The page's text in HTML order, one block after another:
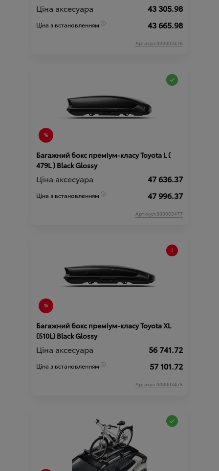
Ціна аксесуара 43 305.98
Ціна з встановленням 43 665.98
Артикул:000003476
Багажний бокс преміум-класу Toyota L (
479L ) Black Glossy
Ціна аксесуара 47 636.37
Ціна з встановленням 47 996.37
Артикул:000003477
Багажний бокс преміум-класу Toyota XL
(510L) Black Glossy
Ціна аксесуара 56 741.72
Ціна з встановленням 57 101.72
Артикул:000003478